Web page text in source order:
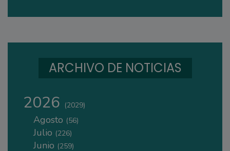
ARCHIVO DE NOTICIAS
2026 (2029)
Agosto (56)
Julio (226)
Junio (259)